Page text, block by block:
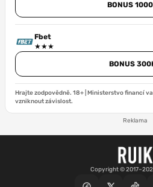
BONUS
Fbet
BONUS
Hrajte zodpovědně. 18+ | Ministerstvo financí
vzniknout závislost.
Reklama
Copyright ©